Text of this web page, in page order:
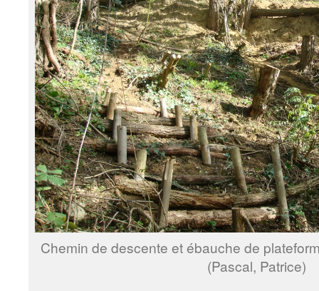
Chemin de descente et ébauche de
(Pascal, Patrice)